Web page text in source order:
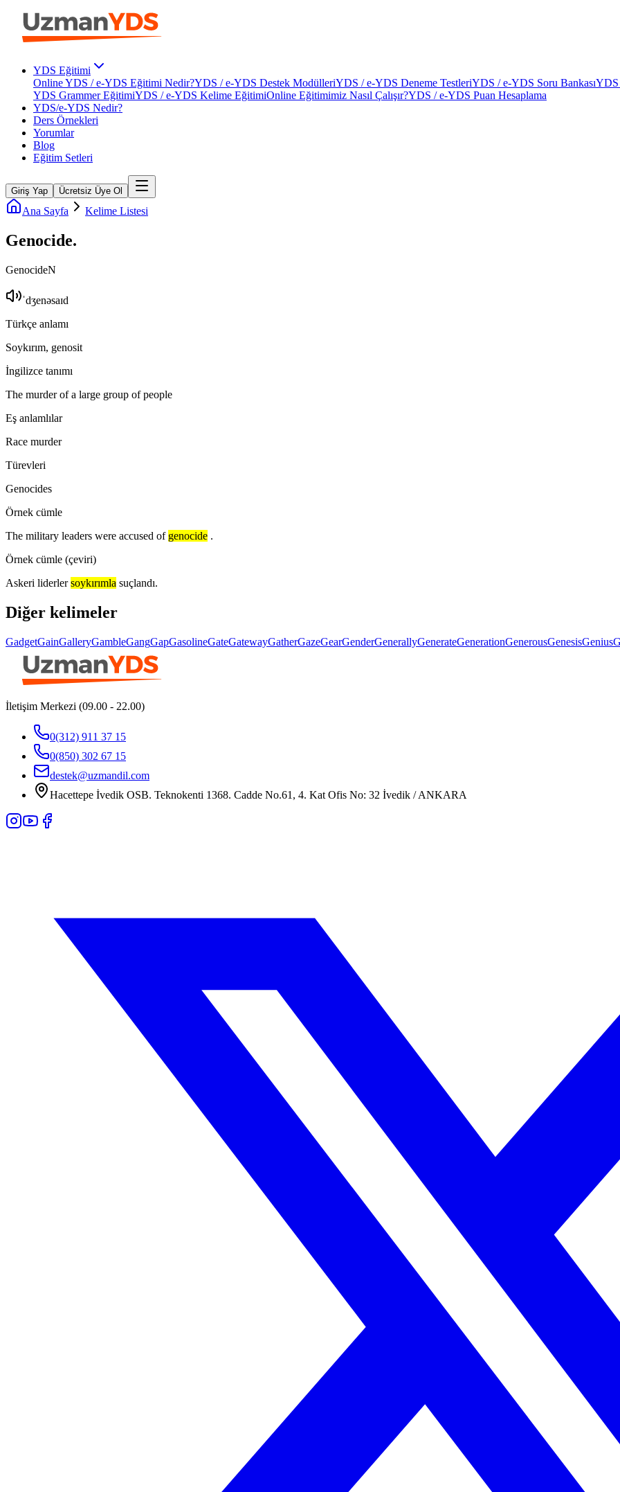
YDS Eğitimi
Online YDS / e-YDS Eğitimi Nedir?YDS / e-YDS Destek ModülleriYDS / e-YDS Deneme TestleriYDS / e-YDS Soru BankasıYDS
YDS Grammer EğitimiYDS / e-YDS Kelime EğitimiOnline Eğitimimiz Nasıl Çalışır?YDS / e-YDS Puan Hesaplama
YDS/e-YDS Nedir?
Ders Örnekleri
Yorumlar
Blog
Eğitim Setleri
Giriş Yap Ücretsiz Üye Ol
Ana Sayfa Kelime Listesi
Genocide.
GenocideN
ˈdʒenəsaɪd
Türkçe anlamı
Soykırım, genosit
İngilizce tanımı
The murder of a large group of people
Eş anlamlılar
Race murder
Türevleri
Genocides
Örnek cümle
The military leaders were accused of genocide .
Örnek cümle (çeviri)
Askeri liderler soykırımla suçlandı.
Diğer kelimeler
GadgetGainGalleryGambleGangGapGasolineGateGatewayGatherGazeGearGenderGenerallyGenerateGenerationGenerousGenesisGenius
İletişim Merkezi (09.00 - 22.00)
0(312) 911 37 15
0(850) 302 67 15
destek@uzmandil.com
Hacettepe İvedik OSB. Teknokenti 1368. Cadde No.61, 4. Kat Ofis No: 32 İvedik / ANKARA